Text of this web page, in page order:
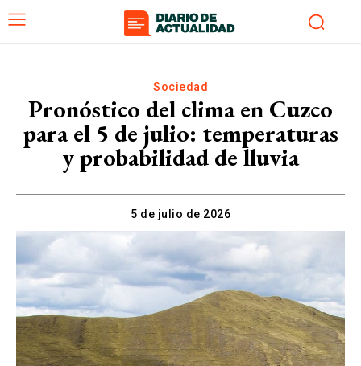
Sociedad
Pronóstico del clima en Cuzco
para el 5 de julio: temperaturas
y probabilidad de lluvia
5 de julio de 2026